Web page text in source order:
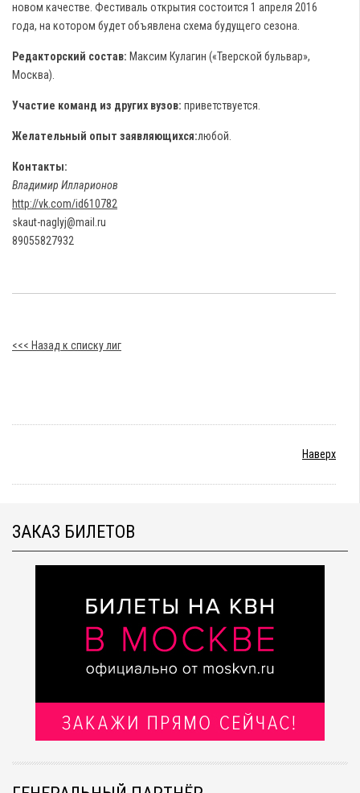
новом качестве. Фестиваль открытия состоится 1 апреля 2016
года, на котором будет объявлена схема будущего сезона.
Редакторский состав: Максим Кулагин («Тверской бульвар»,
Москва).
Участие команд из других вузов: приветствуется.
Желательный опыт заявляющихся:любой.
Контакты:
Владимир Илларионов
http://vk.com/id610782
skaut-naglyj@mail.ru
89055827932
<<< Назад к списку лиг
Наверх
ЗАКАЗ БИЛЕТОВ